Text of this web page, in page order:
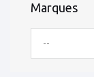
Marques
--